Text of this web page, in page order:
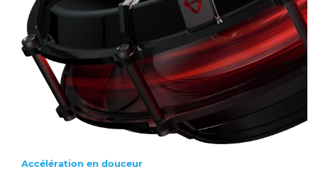
Accélération en douceur